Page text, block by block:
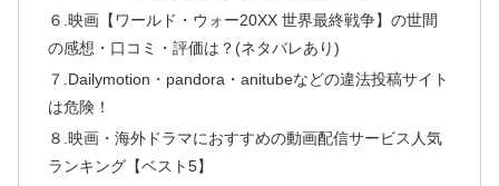
６.映画【ワールド・ウォー20XX 世界最終戦争】の世間
の感想・口コミ・評価は？(ネタバレあり)
７.Dailymotion・pandora・anitubeなどの違法投稿サイト
は危険！
８.映画・海外ドラマにおすすめの動画配信サービス人気
ランキング【ベスト5】